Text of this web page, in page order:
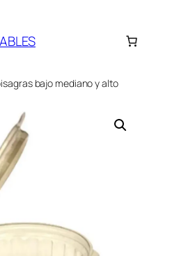
bajo mediano y alto